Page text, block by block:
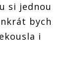
si jednou
bych
i